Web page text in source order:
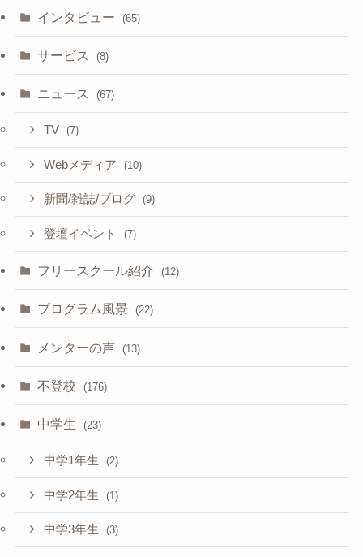
インタビュー (65)
サービス (8)
ニュース (67)
TV (7)
Webメディア (10)
新聞/雑誌/ブログ (9)
登壇イベント (7)
フリースクール紹介 (12)
プログラム風景 (22)
メンターの声 (13)
不登校 (176)
中学生 (23)
中学1年生 (2)
中学2年生 (1)
中学3年生 (3)